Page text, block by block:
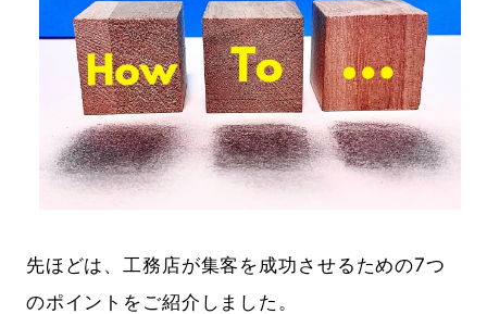
先ほどは、工務店が集客を成功させるための7つ
のポイントをご紹介しました。